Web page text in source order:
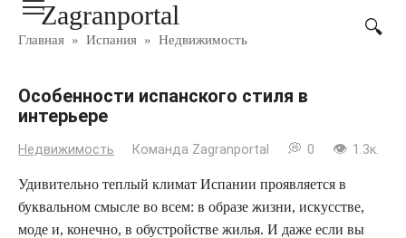
ПерейтиZagranportal
Главная » Испания » Недвижимость
Особенности испанского стиля в
интерьере
Недвижимость Команда Zagranportal 0 1.3к.
Удивительно теплый климат Испании проявляется в
буквальном смысле во всем: в образе жизни, искусстве,
моде и, конечно, в обустройстве жилья. И даже если вы